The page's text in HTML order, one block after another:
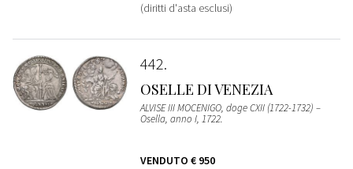
(diritti d'asta esclusi)
442
OSELLE DI VENEZIA
ALVISE III MOCENIGO, doge CXII (1722-1732) –
Osella, anno I, 1722.
VENDUTO € 950